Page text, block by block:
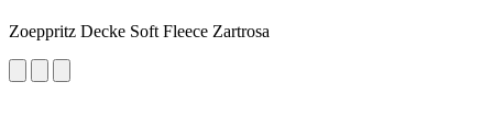
Zoeppritz Decke Soft Fleece Zartrosa